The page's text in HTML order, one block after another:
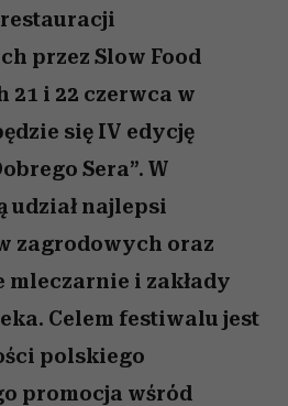
przez Slow Food
21 i 22 czerwca w
się IV edycję
Sera”. W
udział najlepsi
zagrodowych oraz
mleczarnie i zakłady
Celem festiwalu jest
polskiego
promocja wśród